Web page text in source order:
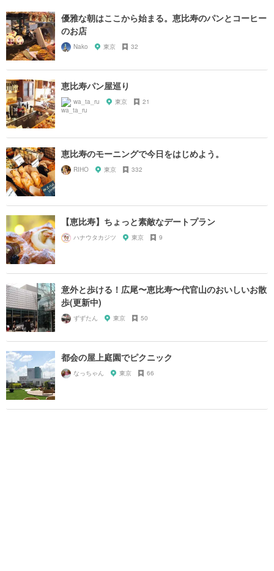
優雅な朝はここから始まる。恵比寿のパンとコーヒー
のお店
Nako 東京 32
恵比寿パン屋巡り
wa_ta_ru 東京 21
恵比寿のモーニングで今日をはじめよう。
RIHO 東京 332
【恵比寿】ちょっと素敵なデートプラン
ハナウタカジツ 東京 9
意外と歩ける！広尾〜恵比寿〜代官山のおいしいお散
歩(更新中)
ずずたん 東京 50
都会の屋上庭園でピクニック
なっちゃん 東京 66